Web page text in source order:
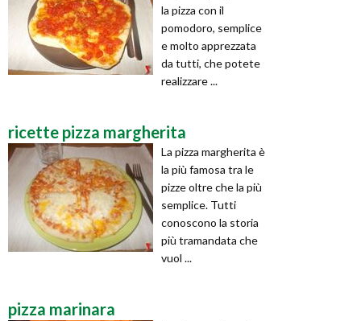
la pizza con il
pomodoro, semplice
e molto apprezzata
da tutti, che potete
realizzare ...
ricette pizza margherita
La pizza margherita è
la più famosa tra le
pizze oltre che la più
semplice. Tutti
conoscono la storia
più tramandata che
vuol ...
pizza marinara